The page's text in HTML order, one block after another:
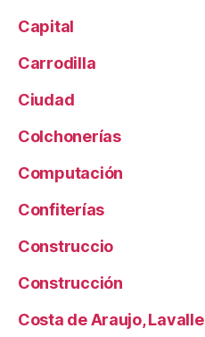
Capital
Carrodilla
Ciudad
Colchonerías
Computación
Confiterías
Construccio
Construcción
Costa de Araujo, Lavalle